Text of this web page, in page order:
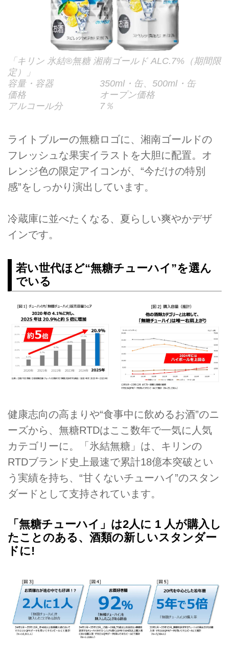
「キリン 氷結®無糖 湘南ゴールド ALC.7%（期間限
定）」
容量・容器 350ml・缶、500ml・缶
価格 オープン価格
アルコール分 7％
ライトブルーの無糖ロゴに、湘南ゴールドの
フレッシュな果実イラストを大胆に配置。オ
レンジ色の限定アイコンが、“今だけの特別
感”をしっかり演出しています。
冷蔵庫に並べたくなる、夏らしい爽やかデザ
インです。
若い世代ほど“無糖チューハイ”を選ん
でいる
健康志向の高まりや“食事中に飲めるお酒”のニ
ーズから、無糖RTDはここ数年で一気に人気
カテゴリーに。「氷結無糖」は、キリンの
RTDブランド史上最速で累計18億本突破とい
う実績を持ち、“甘くないチューハイ”のスタン
ダードとして支持されています。
「無糖チューハイ」は2人に 1 人が購入し
たことのある、酒類の新しいスタンダー
ドに!